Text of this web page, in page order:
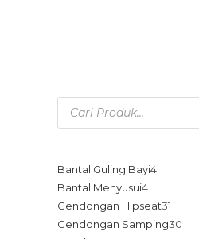
Bantal Guling Bayi4
Bantal Menyusui4
Gendongan Hipseat31
Gendongan Samping30